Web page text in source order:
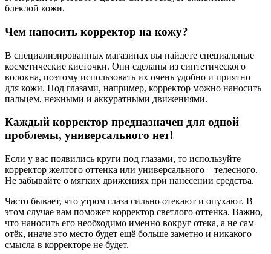
блеклой кожи.
Чем наносить корректор на кожу?
В специализированных магазинах вы найдете специальные
косметические кисточки. Они сделаны из синтетического
волокна, поэтому использовать их очень удобно и приятно
для кожи. Под глазами, например, корректор можно наносить
пальцем, нежными и аккуратными движениями.
Каждый корректор предназначен для одной
проблемы, универсального нет!
Если у вас появились круги под глазами, то используйте
корректор желтого оттенка или универсального – телесного.
Не забывайте о мягких движениях при нанесении средства.
Часто бывает, что утром глаза сильно отекают и опухают. В
этом случае вам поможет корректор светлого оттенка. Важно,
что наносить его необходимо именно вокруг отека, а не сам
отёк, иначе это место будет ещё больше заметно и никакого
смысла в корректоре не будет.